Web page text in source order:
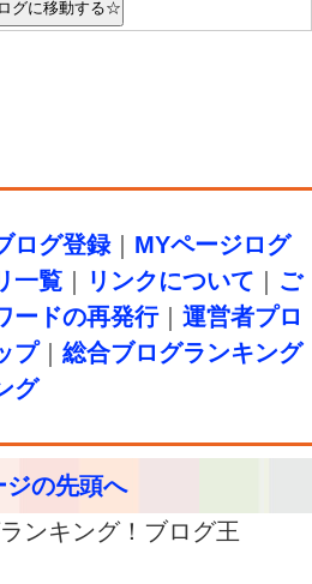
ログ登録｜ MYページログ
一覧 リンクについて
ご
ードの再発行｜ 運営者プロ
プ｜ 総合ブログランキング
グ
ジの先頭へ
ンキング！ブログ王